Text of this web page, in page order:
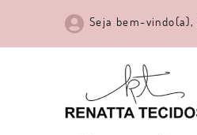
Seja bem-vindo(a),